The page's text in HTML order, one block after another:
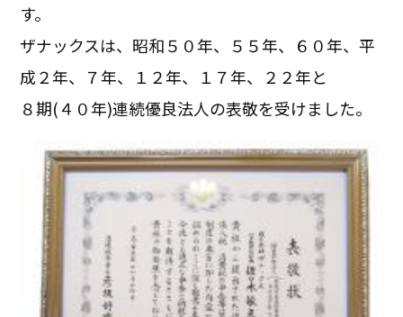
す。
ザナックスは、昭和５０年、５５年、６０年、平
成２年、７年、１２年、１７年、２２年と
８期(４０年)連続優良法人の表敬を受けました。